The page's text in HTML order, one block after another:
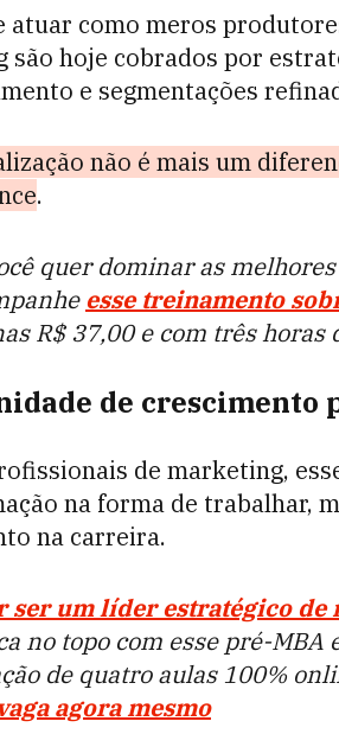
atuar como meros
são hoje cobrados por
e segmentações
não é mais um
.
quer dominar as
esse treinamento
R$ 37,00 e com três horas
de crescimento
de marketing,
na forma de trabalhar,
na carreira.
ser um líder estratégico de
no topo com esse pré-
de quatro aulas 100%
agora mesmo